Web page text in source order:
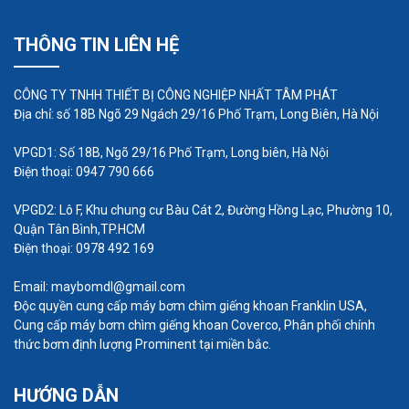
được sử dụng trong việc chuyển động các chất
THÔNG TIN LIÊN HỆ
CÔNG TY TNHH THIẾT BỊ CÔNG NGHIỆP NHẤT TÂM PHÁT
Địa chỉ: số 18B Ngõ 29 Ngách 29/16 Phố Trạm, Long Biên, Hà Nội
VPGD1: Số 18B, Ngõ 29/16 Phố Trạm, Long biên, Hà Nội
Điện thoại: 0947 790 666
VPGD2: Lô F, Khu chung cư Bàu Cát 2, Đường Hồng Lạc, Phường 10,
Quận Tân Bình,TP.HCM
Điện thoại: 0978 492 169
Email: maybomdl@gmail.com
Độc quyền cung cấp máy bơm chìm giếng khoan Franklin USA,
Cung cấp máy bơm chìm giếng khoan Coverco, Phân phối chính
thức bơm định lượng Prominent tại miền bắc.
HƯỚNG DẪN